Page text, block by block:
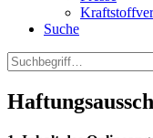
Suche